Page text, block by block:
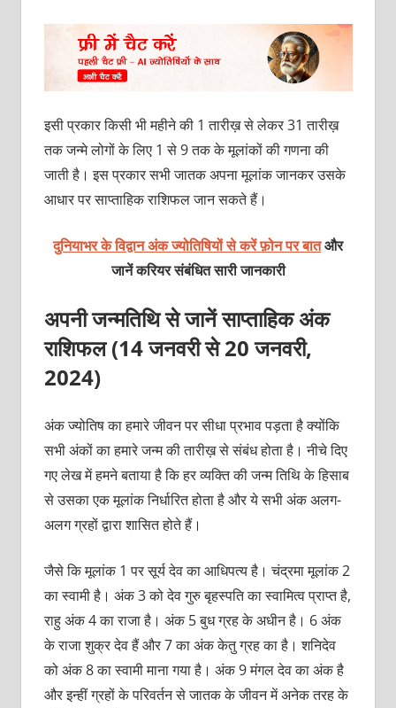
इसी प्रकार किसी भी महीने की 1 तारीख़ से लेकर 31 तारीख़
तक जन्मे लोगों के लिए 1 से 9 तक के मूलांकों की गणना की
जाती है। इस प्रकार सभी जातक अपना मूलांक जानकर उसके
आधार पर साप्ताहिक राशिफल जान सकते हैं।
दुनियाभर के विद्वान अंक ज्योतिषियों से करें फ़ोन पर बातऔर
जानें करियर संबंधित सारी जानकारी
अपनी जन्मतिथि से जानें साप्ताहिक अंक
राशिफल (14 जनवरी से 20 जनवरी,
2024)
अंक ज्योतिष का हमारे जीवन पर सीधा प्रभाव पड़ता है क्योंकि
सभी अंकों का हमारे जन्म की तारीख़ से संबंध होता है। नीचे दिए
गए लेख में हमने बताया है कि हर व्यक्ति की जन्म तिथि के हिसाब
से उसका एक मूलांक निर्धारित होता है और ये सभी अंक अलग-
अलग ग्रहों द्वारा शासित होते हैं।
जैसे कि मूलांक 1 पर सूर्य देव का आधिपत्य है। चंद्रमा मूलांक 2
का स्वामी है। अंक 3 को देव गुरु बृहस्पति का स्वामित्व प्राप्त है,
राहु अंक 4 का राजा है। अंक 5 बुध ग्रह के अधीन है। 6 अंक
के राजा शुक्र देव हैं और 7 का अंक केतु ग्रह का है। शनिदेव
को अंक 8 का स्वामी माना गया है। अंक 9 मंगल देव का अंक है
और इन्हीं ग्रहों के परिवर्तन से जातक के जीवन में अनेक तरह के